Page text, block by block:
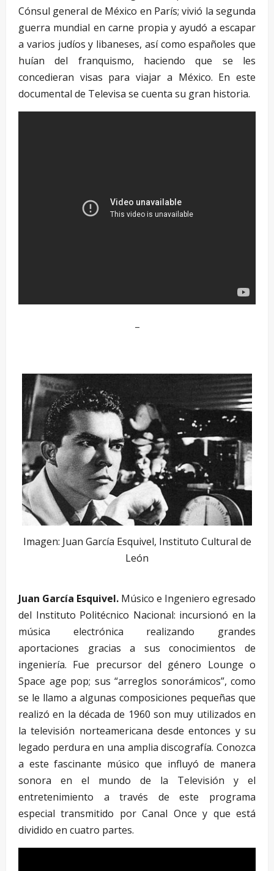
Cónsul general de México en París; vivió la segunda
guerra mundial en carne propia y ayudó a escapar
a varios judíos y libaneses, así como españoles que
huían del franquismo, haciendo que se les
concedieran visas para viajar a México. En este
documental de Televisa se cuenta su gran historia.
–
Imagen: Juan García Esquivel, Instituto Cultural de
León
Juan García Esquivel. Músico e Ingeniero egresado
del Instituto Politécnico Nacional: incursionó en la
música electrónica realizando grandes
aportaciones gracias a sus conocimientos de
ingeniería. Fue precursor del género Lounge o
Space age pop; sus “arreglos sonorámicos”, como
se le llamo a algunas composiciones pequeñas que
realizó en la década de 1960 son muy utilizados en
la televisión norteamericana desde entonces y su
legado perdura en una amplia discografía. Conozca
a este fascinante músico que influyó de manera
sonora en el mundo de la Televisión y el
entretenimiento a través de este programa
especial transmitido por Canal Once y que está
dividido en cuatro partes.